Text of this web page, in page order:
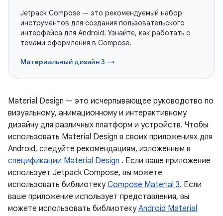
Jetpack Compose — это рекомендуемый набор
инструментов для создания пользовательского
интерфейса для Android. Узнайте, как работать с
темами оформления в Compose.
Материальный дизайн 3 →
Material Design — это исчерпывающее руководство по
визуальному, анимационному и интерактивному
дизайну для различных платформ и устройств. Чтобы
использовать Material Design в своих приложениях для
Android, следуйте рекомендациям, изложенным в
спецификации Material Design . Если ваше приложение
использует Jetpack Compose, вы можете
использовать библиотекуCompose Material 3. Если
ваше приложение использует представления, вы
можете использовать библиотекуAndroid Material